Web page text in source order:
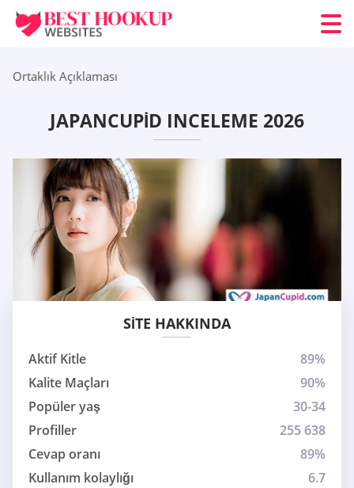
Ortaklık Açıklaması
JAPANCUPID INCELEME 2026
SITE HAKKINDA
Aktif Kitle
89%
Kalite Maçları
90%
Popüler yaş
30-34
Profiller
255 638
Cevap oranı
89%
Kullanım kolaylığı
6.7